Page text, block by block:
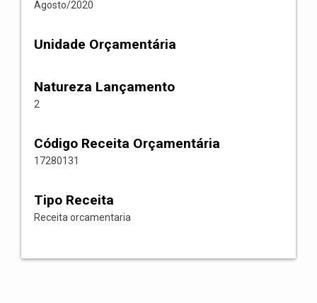
Agosto/2020
Unidade Orçamentária
Natureza Lançamento
2
Código Receita Orçamentária
17280131
Tipo Receita
Receita orcamentaria